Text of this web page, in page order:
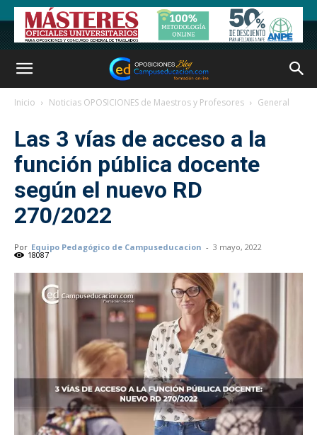
Inicio Noticias OPOSICIONES de Maestros y Profesores General
Las 3 vías de acceso a la
función pública docente
según el nuevo RD
270/2022
Por Equipo Pedagógico de Campuseducacion - 3 mayo, 2022
18087